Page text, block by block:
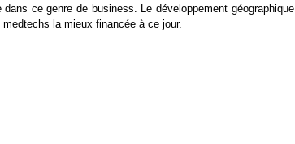
ce genre de business. Le développement géographique
medtechs la mieux financée à ce jour.